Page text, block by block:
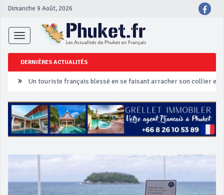
Dimanche 9 Août, 2026
Toggle
navigation
DERNIÈRES ACTUALITÉS
‘Phuket Eye’ assurera la sécurité pendant Songkran
Phuket augmente les prix des bateaux vers Koh Phi Phi et des
Campagne de sécurité routière ‘Seven Days of Danger’ de